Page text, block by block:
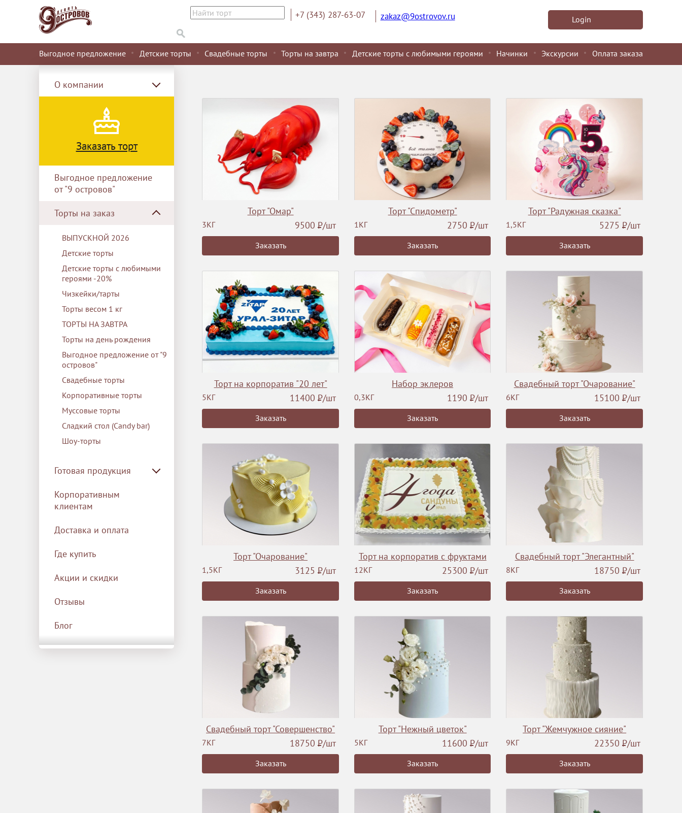
+7 (343) 287-63-07 zakaz@9ostrovov.ru Login
Выгодное предложение Детские торты Свадебные торты Торты на завтра Детские торты с любимыми героями Начинки Экскурсии Оплата заказа
О компании
Заказать торт
Выгодное предложение
от "9 островов"
Торты на заказ
ВЫПУСКНОЙ 2026
Детские торты
Детские торты с любимыми
героями -20%
Чизкейки/тарты
Торты весом 1 кг
ТОРТЫ НА ЗАВТРА
Торты на день рождения
Выгодное предложение от "9
островов"
Свадебные торты
Корпоративные торты
Муссовые торты
Сладкий стол (Сandy bar)
Шоу-торты
Готовая продукция
Корпоративным
клиентам
Доставка и оплата
Где купить
Акции и скидки
Отзывы
Блог
Торт "Омар"
3КГ 9500Р/шт
Заказать
Торт "Спидометр"
1КГ 2750 Р/шт
Заказать
Торт "Радужная сказка"
1,5КГ 5275 Р/шт
Заказать
Торт на корпоратив "20 лет"
5КГ 11400Р/шт
Заказать
Набор эклеров
0,3КГ 1190 Р/шт
Заказать
Свадебный торт "Очарование"
6КГ 15100 Р/шт
Заказать
Торт "Очарование"
1,5КГ 3125Р/шт
Заказать
Торт на корпоратив с фруктами
12КГ 25300 Р/шт
Заказать
Свадебный торт "Элегантный"
8КГ 18750 Р/шт
Заказать
Свадебный торт "Совершенство"
7КГ 18750Р/шт
Заказать
Торт "Нежный цветок"
5КГ 11600 Р/шт
Заказать
Торт "Жемчужное сияние"
9КГ 22350 Р/шт
Заказать